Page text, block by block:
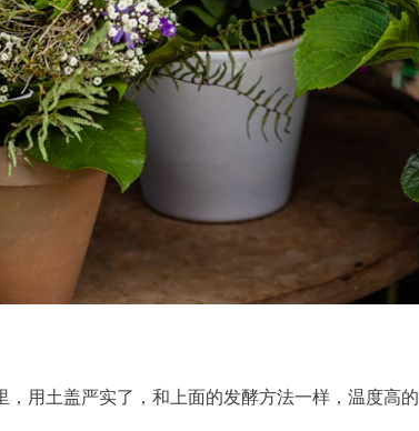
用土盖严实了，和上面的发酵方法一样，温度高的